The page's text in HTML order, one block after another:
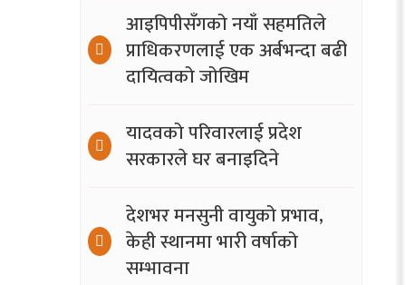
आइपिपीसँगको नयाँ सहमतिले
प्राधिकरणलाई एक अर्बभन्दा बढी
दायित्वको जोखिम
यादवको परिवारलाई प्रदेश
सरकारले घर बनाइदिने
देशभर मनसुनी वायुको प्रभाव,
केही स्थानमा भारी वर्षाको
सम्भावना